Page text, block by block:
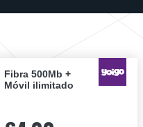
Fibra 500Mb +
Móvil ilimitado